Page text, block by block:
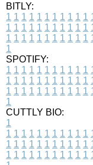
BITLY:
1 1 1 1 1 1 1 1 1 1 1
1 1 1 1 1 1 1 1 1 1 1
1 1 1 1 1 1 1 1 1 1 1
1
SPOTIFY:
1 1 1 1 1 1 1 1 1 1 1
1 1 1 1 1 1 1 1 1 1 1
1 1 1 1 1 1 1 1 1 1 1
1
CUTTLY BIO:
1
1 1 1 1 1 1 1 1 1 1 1
1 1 1 1 1 1 1 1 1 1 1
1 1 1 1 1 1 1 1 1 1 1